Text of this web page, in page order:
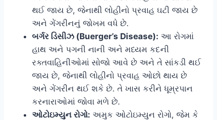
થઈ જાય છે, જેનાથી લોહીનો પ્રવાહ ઘટી જાય છે
અને ગેંગરીનનું જોખમ વધે છે.
બર્ગર ડિસીઝ (Buerger’s Disease): આ રોગમાં
હાથ અને પગની નાની અને મધ્યમ કદની
રક્તવાહિનીઓમાં સોજો આવે છે અને તે સાંકડી થઈ
જાય છે, જેનાથી લોહીનો પ્રવાહ ઓછો થાય છે
અને ગેંગરીન થઈ શકે છે. તે ખાસ કરીને ધૂમ્રપાન
કરનારાઓમાં જોવા મળે છે.
ઓટોઇમ્યુન રોગો: અમુક ઓટોઇમ્યુન રોગો, જેમ કે